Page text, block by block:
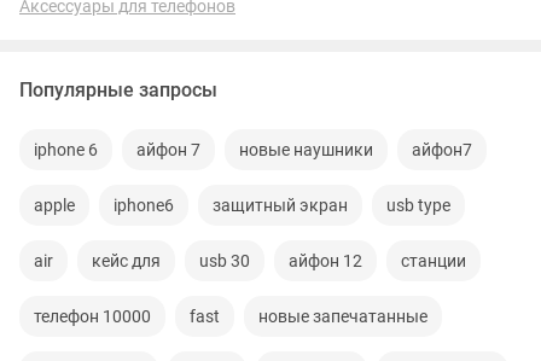
Аксессуары для телефонов
Популярные запросы
iphone 6 айфон 7 новые наушники айфон7
apple iphone6 защитный экран usb type
air кейс для usb 30 айфон 12 станции
телефон 10000 fast новые запечатанные